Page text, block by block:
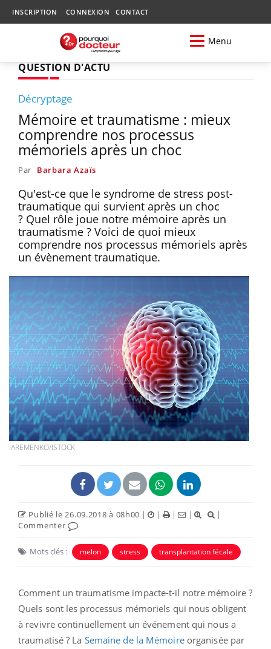
INSCRIPTION CONNEXION CONTACT
Menu
QUESTION D'ACTU
Décryptage
Mémoire et traumatisme : mieux
comprendre nos processus
mémoriels après un choc
Par Barbara Azaïs
Qu'est-ce que le syndrome de stress post-
traumatique qui survient après un choc
? Quel rôle joue notre mémoire après un
traumatisme ? Voici de quoi mieux
comprendre nos processus mémoriels après
un évènement traumatique.
IAREMENKO/ISTOCK
Publié le 26.09.2018 à 08h00 | | | |
|
Commenter
Mots clés : melon stress transplantation fécale
Comment un traumatisme impacte-t-il notre mémoire ?
Quels sont les processus mémoriels qui nous obligent
à revivre continuellement un événement qui nous a
traumatisé ? La Semaine de la Mémoireorganisée par